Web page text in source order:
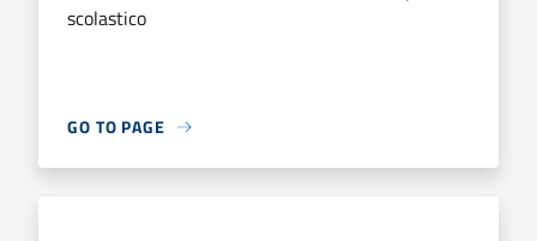
scolastico
GO TO PAGE